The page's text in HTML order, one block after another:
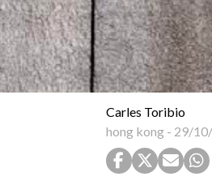
Carles Toribio
hong kong- 29/